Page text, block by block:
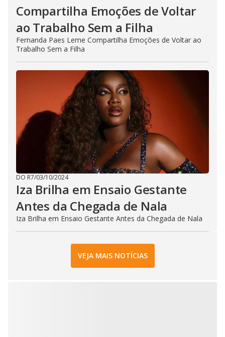
Compartilha Emoções de Voltar
ao Trabalho Sem a Filha
Fernanda Paes Leme Compartilha Emoções de Voltar ao
Trabalho Sem a Filha
DO R7/03/10/2024
Iza Brilha em Ensaio Gestante
Antes da Chegada de Nala
Iza Brilha em Ensaio Gestante Antes da Chegada de Nala
VEJA MAIS NOTÍCIAS